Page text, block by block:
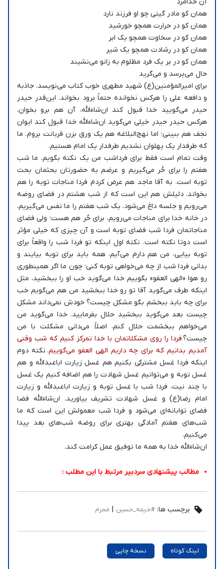
همان کو مادر گیتی چو او فرزند نارد
همان کو در حرارت همچو خورشید
همان کو در سخاوت همچو یک ابر
همان کو در رشادت همچو یک شیر
همان کو در بر یک فرد مظلوم به زانو می‌نشیند
حال می‌پرسد و می‌گرید
برای امیرالمؤمنین‌‌‌(ع) شهید مطهری خوب کتاب می‌نویسد. جاذبه
و دافعه علی را هرکس نخوانده حتماً برود بخواند. این‌قدر حیدر
حیدر می‌گویید خدا قبول کند ان‌شاءالله، آن هم برو بخوان.
هرکس حیدر حیدر خیلی می‌گوید ان‌شاءالله خدا قبول کند ایوان
نجف هم ببینی؛ اما نهج‌البلاغه هم یک ورق بزن قربانت بروم. ما
که طرفدار یک پهلوان نشدیم طرفدار یک امام هستیم.
وقت تمام است فقط برای فرداشب من یک نکته بگویم. ما شب
هفتم را برای حُر می‌گیریم و عرضم به حضورتان بحثمان بحث
توبه است. به آقا ماجد هم عرض کردم فردا مناجات توبه را هم
بخواند. دلیلش هم این است که از شب هشتم در فضای روضه
می‌رویم و جلسه داغ می‌شود، یک شب هفتم را ما نفس می‌گیریم،
در خانه خدا برای مناجات می‌رویم، برای حُر هم هست؛ ولی فضای
مناجاتمان فردا شب فضای توبه است و آن چیزی که خیلی مؤثر
است دوتا نکته است. نکته اول اینکه تو فردا شب را واقعاً برای
توبه بیایی، من‌ هم دارم می‌آیم، همه باید برای توبه بیایند و
بدانی فردا شب از چه می‌خواهی توبه کنی؛ چون ما اگر همینطوری
رو هوا «الهی العفو» بگوییم خدا می‌گوید خب او را ببخشید، مثل
اینکه طرف می‌گوید آقا تو رو خدا ببخشید من هم می‌گویم خب
برای چه باید ببخشم بگو مشکل چیست؟ خودش نمی‌داند مشکل
چیست بعد می‌گوید ببخشید حلال بفرمایید. خدا می‌گوید من
می‌خواهم ببخشمت حلال کنم، اصلاً می‌دانی مشکلت با من
چیست؟ فردا را روی مشکلاتمان با خدا تمرکز کنیم که شب وقتی
آمدیم بدانیم که برای چه داریم الهی العفو می‌گوییم. نکته دوم
اینکه فردا غسل مشترکی بکنیم هم غسل زیارت اباعبدالله و هم
غسل توبه و می‌توانیم غسل شهادت را هم اضافه کنیم یک غسل
با چند نیت، فردا شب با غسل توبه و زیارت اباعبدالله و زیارت
امام رضا(ع) و غسل شهادت تشریف بیاورید. ان‌شاءالله فضا
فضای توابانه‌ای می‌شود و فردا شب معمولش این است که ما
شب‌های هفتم آمادگی بهتری برای روضه شب‌های بعد پیدا
می‌کنیم.
ان‌شاءالله خدا به همه ما توفیق عمل کرامت کند.
مطالب پیشنهادی سردبیر مرتبط با این مطلب :
برچسب ها: #خیمه_حسین | محرم
لینک کوتاه نسخه چاپی